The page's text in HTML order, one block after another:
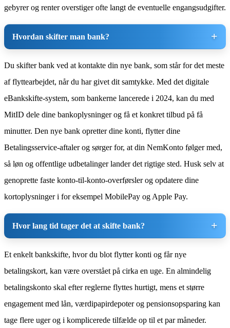
gebyrer og renter overstiger ofte langt de eventuelle engangsudgifter.
Hvordan skifter man bank?
Du skifter bank ved at kontakte din nye bank, som står for det meste
af flyttearbejdet, når du har givet dit samtykke. Med det digitale
eBankskifte-system, som bankerne lancerede i 2024, kan du med
MitID dele dine bankoplysninger og få et konkret tilbud på få
minutter. Den nye bank opretter dine konti, flytter dine
Betalingsservice-aftaler og sørger for, at din NemKonto følger med,
så løn og offentlige udbetalinger lander det rigtige sted. Husk selv at
genoprette faste konto-til-konto-overførsler og opdatere dine
kortoplysninger i for eksempel MobilePay og Apple Pay.
Hvor lang tid tager det at skifte bank?
Et enkelt bankskifte, hvor du blot flytter konti og får nye
betalingskort, kan være overstået på cirka en uge. En almindelig
betalingskonto skal efter reglerne flyttes hurtigt, mens et større
engagement med lån, værdipapirdepoter og pensionsopsparing kan
tage flere uger og i komplicerede tilfælde op til et par måneder.